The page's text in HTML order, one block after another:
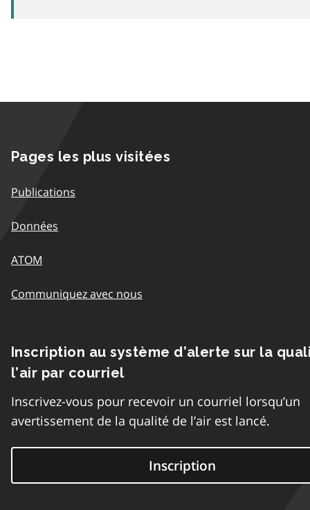
Pages les plus visitées
Publications
Données
ATOM
Communiquez avec nous
Inscription au système d’alerte sur la
l’air par courriel
Inscrivez-vous pour recevoir un courriel lorsqu’un
avertissement de la qualité de l’air est lancé.
Inscription